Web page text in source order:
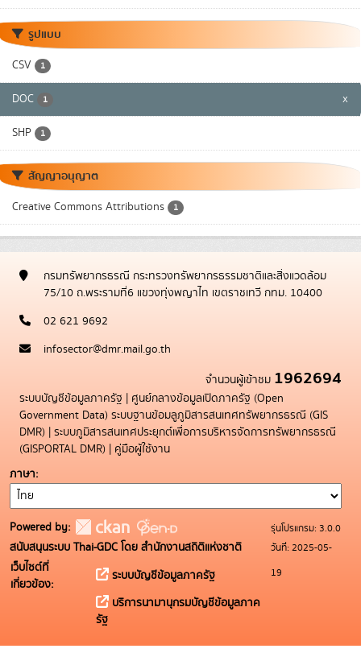
รูปแบบ
CSV 1
DOC 1 x
SHP 1
สัญญาอนุญาต
Creative Commons Attributions 1
กรมทรัพยากรธรณี กระทรวงทรัพยากรธรรมชาติและสิ่งแวดล้อม
75/10 ถ.พระรามที่6 แขวงทุ่งพญาไท เขตราชเทวี กทม. 10400
02 621 9692
infosector@dmr.mail.go.th
จำนวนผู้เข้าชม 1962694
ระบบบัญชีข้อมูลภาครัฐ | ศูนย์กลางข้อมูลเปิดภาครัฐ (Open
Government Data) ระบบฐานข้อมลูภูมิสารสนเทศทรัพยากรธรณี (GIS
DMR) | ระบบภูมิสารสนเทศประยุกต์เพื่อการบริหารจัดการทรัพยากรธรณี
(GISPORTAL DMR) | คู่มือผู้ใช้งาน
ภาษา
Powered by:
สนับสนุนระบบ Thai-GDC โดย สำนักงานสถิติแห่งชาติ
เว็บไซต์ที่
เกี่ยวข้อง:
ระบบบัญชีข้อมูลภาครัฐ
บริการนามานุกรมบัญชีข้อมูลภาค
รัฐ
รุ่นโปรแกรม: 3.0.0
วันที่: 2025-05-
19